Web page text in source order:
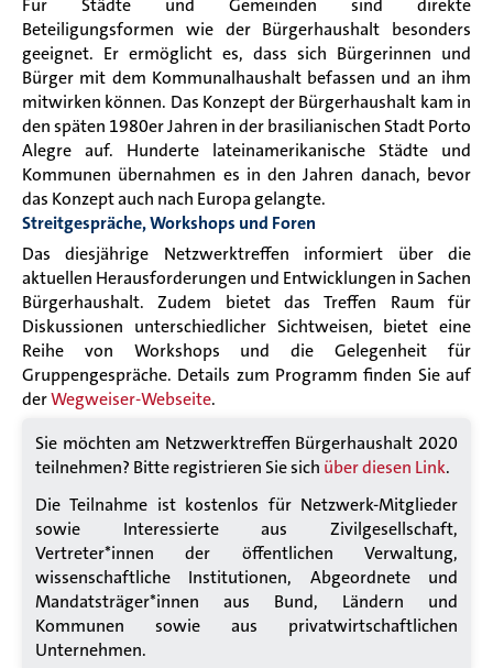
Beteiligungsformen wie der Bürgerhaushalt besonders
geeignet. Er ermöglicht es, dass sich Bürgerinnen und
Bürger mit dem Kommunalhaushalt befassen und an ihm
mitwirken können. Das Konzept der Bürgerhaushalt kam in
den späten 1980er Jahren in der brasilianischen Stadt Porto
Alegre auf. Hunderte lateinamerikanische Städte und
Kommunen übernahmen es in den Jahren danach, bevor
das Konzept auch nach Europa gelangte.
Streitgespräche, Workshops und Foren
Das diesjährige Netzwerktreffen informiert über die
aktuellen Herausforderungen und Entwicklungen in Sachen
Bürgerhaushalt. Zudem bietet das Treffen Raum für
Diskussionen unterschiedlicher Sichtweisen, bietet eine
Reihe von Workshops und die Gelegenheit für
Gruppengespräche. Details zum Programm finden Sie auf
derWegweiser-Webseite.
Sie möchten am Netzwerktreffen Bürgerhaushalt 2020
teilnehmen? Bitte registrieren Sie sich über diesen Link.
Die Teilnahme ist kostenlos für Netzwerk-Mitglieder
sowie Interessierte aus Zivilgesellschaft,
Vertreter*innen der öffentlichen Verwaltung,
wissenschaftliche Institutionen, Abgeordnete und
Mandatsträger*innen aus Bund, Ländern und
Kommunen sowie aus privatwirtschaftlichen
Unternehmen.